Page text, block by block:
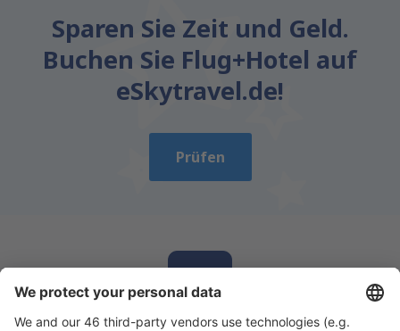
Sparen Sie Zeit und Geld.
Buchen Sie Flug+Hotel auf
eSkytravel.de!
Prüfen